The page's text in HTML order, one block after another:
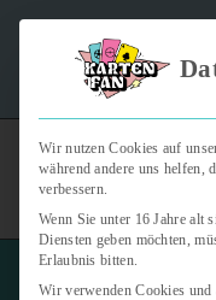
"Kartenfan – Der
Wir nutzen Cookies auf
während andere uns helfen,
verbessern.
Wenn Sie unter 16 Jahre
Diensten geben möchten,
Erlaubnis bitten.
Wir verwenden Cookies und